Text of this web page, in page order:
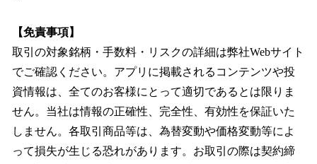
【免責事項】
取引の対象銘柄・手数料・リスクの詳細は弊社Webサイト
でご確認ください。アプリに掲載されるコンテンツや投
資情報は、全てのお客様にとって適切であるとは限りま
せん。当社は情報の正確性、完全性、有効性を保証いた
しません。各取引商品等は、為替変動や価格変動等によ
って損失が生じる恐れがあります。お取引の際は契約締